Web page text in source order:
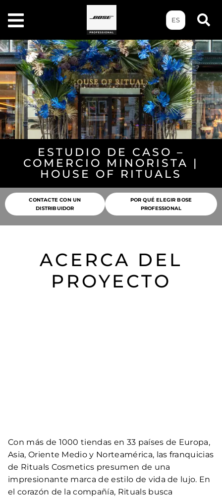
ES
ESTUDIO DE CASO –
COMERCIO MINORISTA |
HOUSE OF RITUALS
CONTACTE CON UN
DISTRIBUIDOR
POR QUÉ ELEGIR BOSE
PROFESSIONAL
ACERCA DEL
PROYECTO
Con más de 1000 tiendas en 33 países de Europa,
Asia, Oriente Medio y Norteamérica, las franquicias
de Rituals Cosmetics presumen de una
impresionante marca de estilo de vida de lujo. En
el corazón de la compañía, Rituals busca